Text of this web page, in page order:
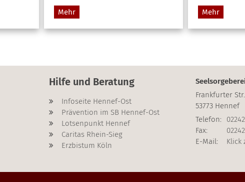
Mehr Mehr
Hilfe und Beratung
Infoseite Hennef-Ost
Prävention im SB Hennef-Ost
Lotsenpunkt Hennef
Caritas Rhein-Sieg
Erzbistum Köln
Frankfurter
53773 Hennef
Telefon:
Fax:
E-Mail:
Klick